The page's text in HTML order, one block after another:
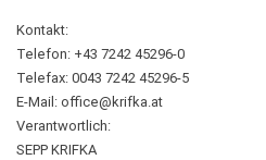
Kontakt:
Telefon: +43 7242 45296-0
Telefax: 0043 7242 45296-5
E-Mail: office@krifka.at
Verantwortlich:
SEPP KRIFKA